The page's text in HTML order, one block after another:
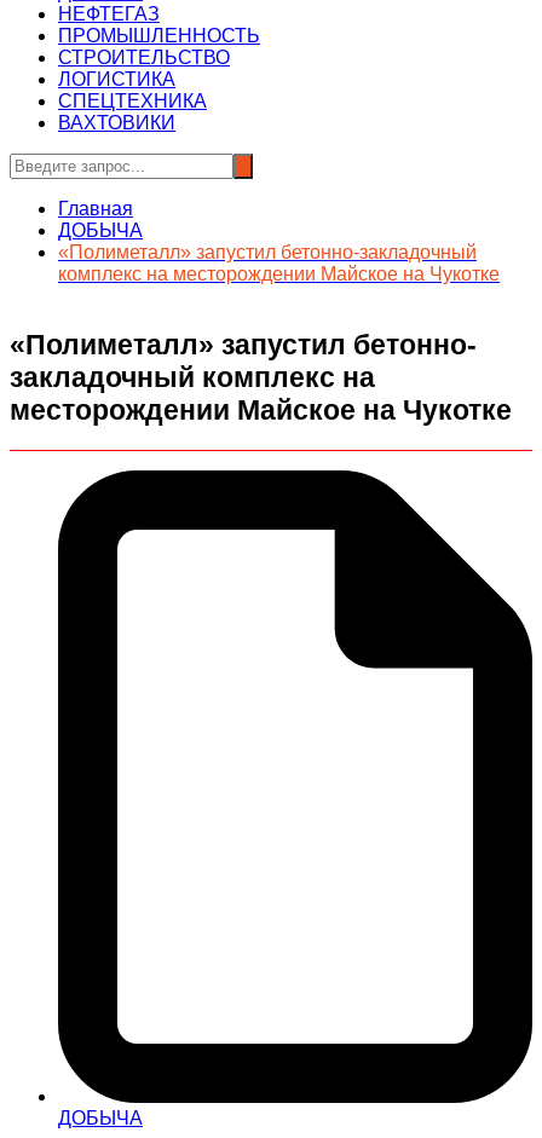
НЕФТЕГАЗ
ПРОМЫШЛЕННОСТЬ
СТРОИТЕЛЬСТВО
ЛОГИСТИКА
СПЕЦТЕХНИКА
ВАХТОВИКИ
Главная
ДОБЫЧА
«Полиметалл» запустил бетонно-закладочный
комплекс на месторождении Майское на Чукотке
«Полиметалл» запустил бетонно-
закладочный комплекс на
месторождении Майское на Чукотке
ДОБЫЧА